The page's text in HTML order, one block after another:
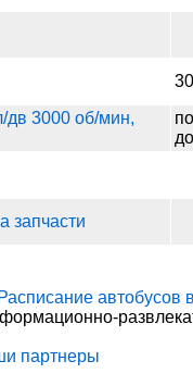
дв 3000 об/мин,
по
запчасти
Расписание автобусов
партнеры